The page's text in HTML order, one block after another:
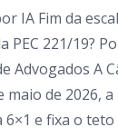
IA Fim da
PEC 221/19?
Advogados A
de 2026, a
6×1 e fixa o